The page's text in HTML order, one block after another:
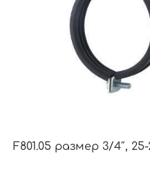
F801.05 размер 3/4″,